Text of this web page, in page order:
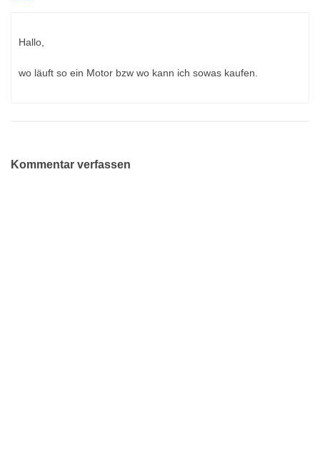
Hallo,
wo läuft so ein Motor bzw wo kann ich sowas kaufen.
Kommentar verfassen